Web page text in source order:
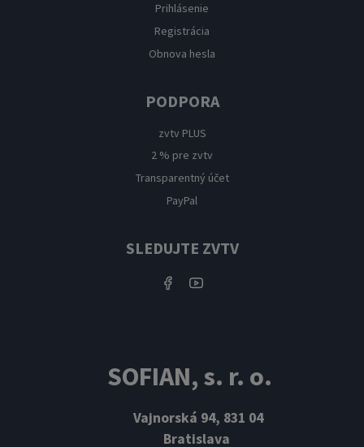
Prihlásenie
Registrácia
Obnova hesla
PODPORA
zvtv PLUS
2 % pre zvtv
Transparentný účet
PayPal
SLEDUJTE ZVTV
SOFIAN, s. r. o.
Vajnorská 94, 831 04
Bratislava